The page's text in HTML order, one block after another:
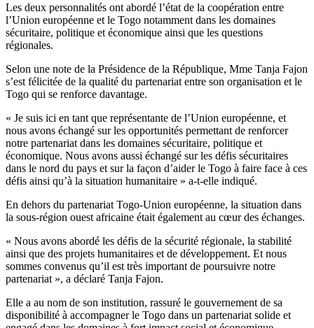
Les deux personnalités ont abordé l’état de la coopération entre
l’Union européenne et le Togo notamment dans les domaines
sécuritaire, politique et économique ainsi que les questions
régionales.
Selon une note de la Présidence de la République, Mme Tanja Fajon
s’est félicitée de la qualité du partenariat entre son organisation et le
Togo qui se renforce davantage.
« Je suis ici en tant que représentante de l’Union européenne, et
nous avons échangé sur les opportunités permettant de renforcer
notre partenariat dans les domaines sécuritaire, politique et
économique. Nous avons aussi échangé sur les défis sécuritaires
dans le nord du pays et sur la façon d’aider le Togo à faire face à ces
défis ainsi qu’à la situation humanitaire » a-t-elle indiqué.
En dehors du partenariat Togo-Union européenne, la situation dans
la sous-région ouest africaine était également au cœur des échanges.
« Nous avons abordé les défis de la sécurité régionale, la stabilité
ainsi que des projets humanitaires et de développement. Et nous
sommes convenus qu’il est très important de poursuivre notre
partenariat », a déclaré Tanja Fajon.
Elle a au nom de son institution, rassuré le gouvernement de sa
disponibilité à accompagner le Togo dans un partenariat solide et